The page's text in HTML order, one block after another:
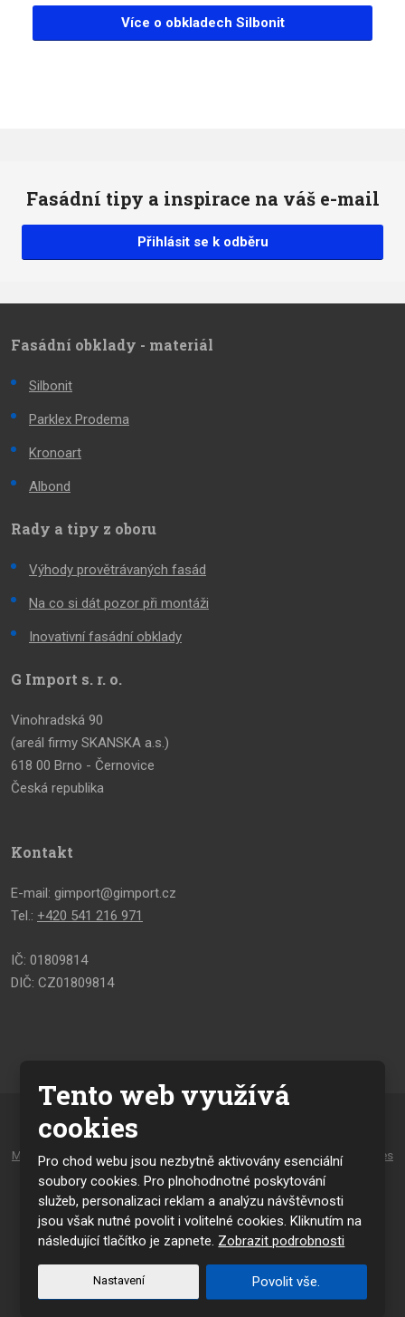
Více o obkladech Silbonit
Fasádní tipy a inspirace na váš e-mail
Přihlásit se k odběru
Fasádní obklady - materiál
Silbonit
Parklex Prodema
Kronoart
Albond
Rady a tipy z oboru
Výhody provětrávaných fasád
Na co si dát pozor při montáži
Inovativní fasádní obklady
G Import s. r. o.
Vinohradská 90
(areál firmy SKANSKA a.s.)
618 00 Brno - Černovice
Česká republika
Kontakt
E-mail: gimport@gimport.cz
Tel.: +420 541 216 971
IČ: 01809814
DIČ: CZ01809814
© 2026, vytvořila eBRÁNA s.r.o.
Mapa stránek | Podmínky použití|Zásady pro používání souborů cookies
a osobních údajů
VYROBILA
Tento web je chráněn pomocí Google ReCAPTCHA a platí pro něj
zásady ochrany osobních údajů
smluvní podmínky
společnosti Google.
Tento web využívá
cookies
Pro chod webu jsou nezbytně aktivovány esenciální
soubory cookies. Pro plnohodnotné poskytování
služeb, personalizaci reklam a analýzu návštěvnosti
jsou však nutné povolit i volitelné cookies. Kliknutím na
následující tlačítko je zapnete. Zobrazit podrobnosti
Nastavení Povolit vše.